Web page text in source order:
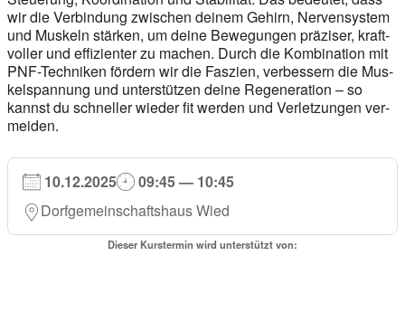
wir die Ver­bin­dung zwi­schen dei­nem Gehirn, Ner­ven­sys­tem
und Mus­keln stär­ken, um dei­ne Bewe­gun­gen prä­zi­ser, kraft­
vol­ler und effi­zi­en­ter zu machen. Durch die Kom­bi­na­ti­on mit
PNF-Tech­ni­ken för­dern wir die Fas­zi­en, ver­bes­sern die Mus­
kel­span­nung und unter­stüt­zen dei­ne Rege­ne­ra­ti­on – so
kannst du schnel­ler wie­der fit wer­den und Ver­let­zun­gen ver­
mei­den.
10.12.2025
09:45 — 10:45
Dorf­ge­mein­schafts­haus Wied
Die­ser Kurs­ter­min wird unter­stützt von: